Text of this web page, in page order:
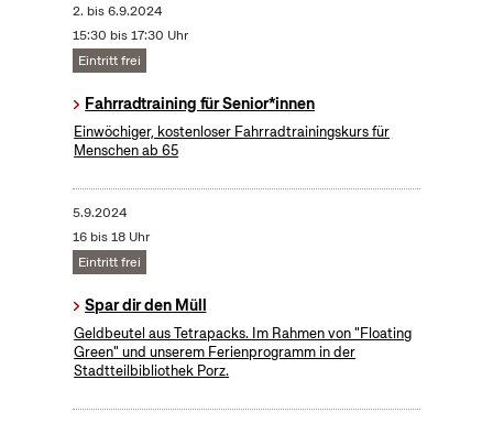
2. bis6.9.2024
15:30 bis 17:30 Uhr
Eintritt frei
Fahrradtraining für Senior*innen
Einwöchiger, kostenloser Fahrradtrainingskurs für
Menschen ab 65
5.9.2024
16 bis 18 Uhr
Eintritt frei
Spar dir den Müll
Geldbeutel aus Tetrapacks. Im Rahmen von "Floating
Green" und unserem Ferienprogramm in der
Stadtteilbibliothek Porz.